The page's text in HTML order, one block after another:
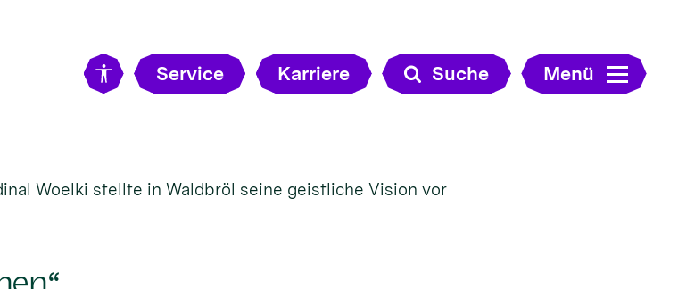
Service Karriere Suche Menü
Woelki stellte in Waldbröl seine geistliche Vision vor